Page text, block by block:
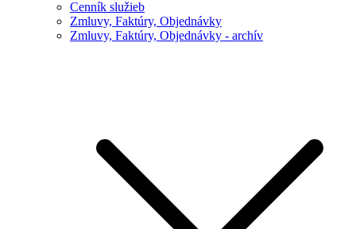
Cenník služieb
Zmluvy, Faktúry, Objednávky
Zmluvy, Faktúry, Objednávky - archív